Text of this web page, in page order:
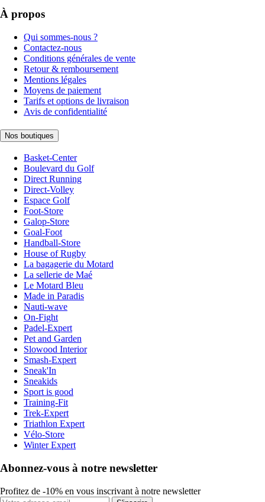
À propos
Qui sommes-nous ?
Contactez-nous
Conditions générales de vente
Retour & remboursement
Mentions légales
Moyens de paiement
Tarifs et options de livraison
Avis de confidentialité
Nos boutiques
Basket-Center
Boulevard du Golf
Direct Running
Direct-Volley
Espace Golf
Foot-Store
Galop-Store
Goal-Foot
Handball-Store
House of Rugby
La bagagerie du Motard
La sellerie de Maé
Le Motard Bleu
Made in Paradis
Nauti-wave
On-Fight
Padel-Expert
Pet and Garden
Slowood Interior
Smash-Expert
Sneak'In
Sneakids
Sport is good
Training-Fit
Trek-Expert
Triathlon Expert
Vélo-Store
Winter Expert
Abonnez-vous à notre newsletter
Profitez de -10% en vous inscrivant à notre newsletter